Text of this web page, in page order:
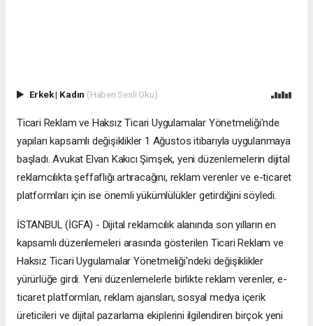
Erkek| Kadın (Haberi Sesli Oku)
Ticari Reklam ve Haksız Ticari Uygulamalar Yönetmeliği'nde
yapılan kapsamlı değişiklikler 1 Ağustos itibarıyla uygulanmaya
başladı. Avukat Elvan Kakıcı Şimşek, yeni düzenlemelerin dijital
reklamcılıkta şeffaflığı artıracağını, reklam verenler ve e-ticaret
platformları için ise önemli yükümlülükler getirdiğini söyledi.
İSTANBUL (İGFA) - Dijital reklamcılık alanında son yılların en
kapsamlı düzenlemeleri arasında gösterilen Ticari Reklam ve
Haksız Ticari Uygulamalar Yönetmeliği'ndeki değişiklikler
yürürlüğe girdi. Yeni düzenlemelerle birlikte reklam verenler, e-
ticaret platformları, reklam ajansları, sosyal medya içerik
üreticileri ve dijital pazarlama ekiplerini ilgilendiren birçok yeni